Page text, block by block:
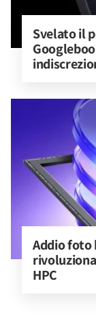
Svelato il
Addio foto
HPC